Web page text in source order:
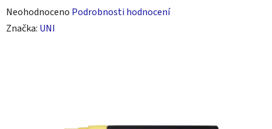
Průměrné
hodnocení
Neohodnoceno Podrobnosti hodnocení
Značka: UNI